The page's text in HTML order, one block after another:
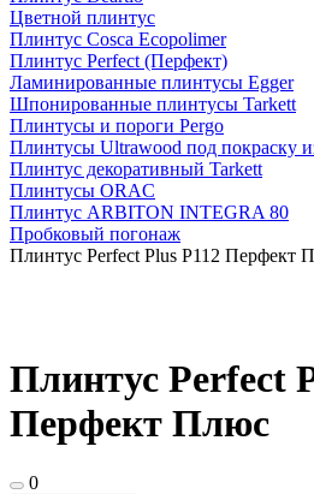
Цветной плинтус
Плинтус Cosca Ecopolimer
Плинтус Perfect (Перфект)
Ламинированные плинтусы Egger
Шпонированные плинтусы Tarkett
Плинтусы и пороги Pergo
Плинтусы Ultrawood под покраску
Плинтус декоративный Tarkett
Плинтусы ORAC
Плинтус ARBITON INTEGRA 80
Пробковый погонаж
Плинтус Perfect Plus P112 Перфект
Плинтус Perfect
Перфект Плюс
0